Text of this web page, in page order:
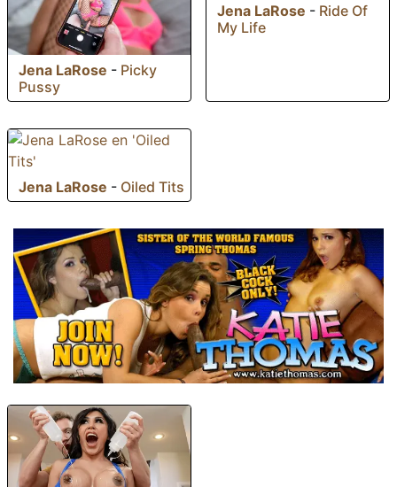
Jena LaRose - Picky
Pussy
Jena LaRose - Ride Of
My Life
Jena LaRose - Oiled Tits